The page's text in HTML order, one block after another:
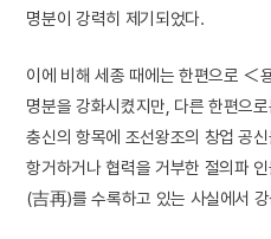
명분이 강력히 제기되었다.
이에 비해 세종 때에는 한편으로 ＜
명분을 강화시켰지만, 다른 한편으
충신의 항목에 조선왕조의 창업 공
항거하거나 협력을 거부한 절의파
(吉再)를 수록하고 있는 사실에서